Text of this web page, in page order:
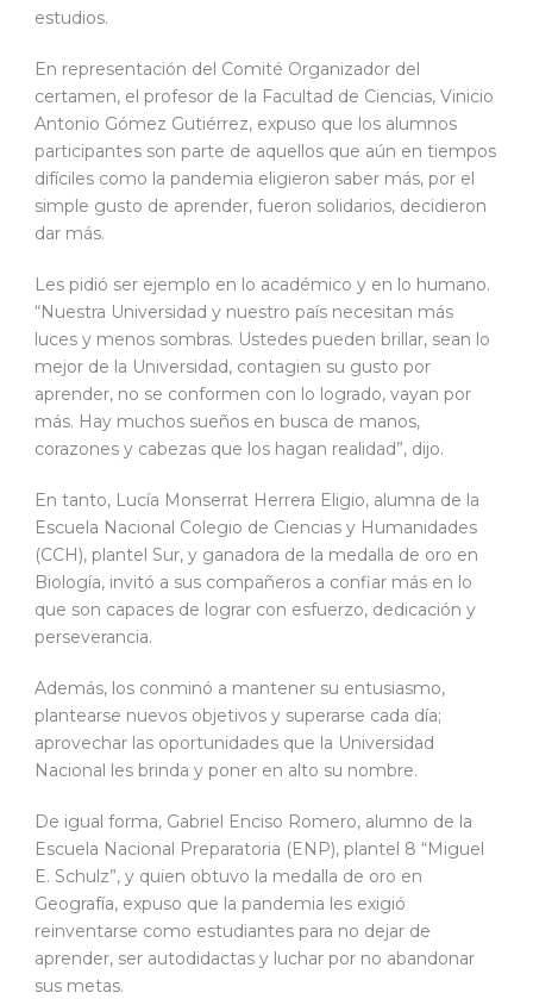
estudios.
En representación del Comité Organizador del
certamen, el profesor de la Facultad de Ciencias, Vinicio
Antonio Gómez Gutiérrez, expuso que los alumnos
participantes son parte de aquellos que aún en tiempos
difíciles como la pandemia eligieron saber más, por el
simple gusto de aprender, fueron solidarios, decidieron
dar más.
Les pidió ser ejemplo en lo académico y en lo humano.
“Nuestra Universidad y nuestro país necesitan más
luces y menos sombras. Ustedes pueden brillar, sean lo
mejor de la Universidad, contagien su gusto por
aprender, no se conformen con lo logrado, vayan por
más. Hay muchos sueños en busca de manos,
corazones y cabezas que los hagan realidad”, dijo.
En tanto, Lucía Monserrat Herrera Eligio, alumna de la
Escuela Nacional Colegio de Ciencias y Humanidades
(CCH), plantel Sur, y ganadora de la medalla de oro en
Biología, invitó a sus compañeros a confiar más en lo
que son capaces de lograr con esfuerzo, dedicación y
perseverancia.
Además, los conminó a mantener su entusiasmo,
plantearse nuevos objetivos y superarse cada día;
aprovechar las oportunidades que la Universidad
Nacional les brinda y poner en alto su nombre.
De igual forma, Gabriel Enciso Romero, alumno de la
Escuela Nacional Preparatoria (ENP), plantel 8 “Miguel
E. Schulz”, y quien obtuvo la medalla de oro en
Geografía, expuso que la pandemia les exigió
reinventarse como estudiantes para no dejar de
aprender, ser autodidactas y luchar por no abandonar
sus metas.